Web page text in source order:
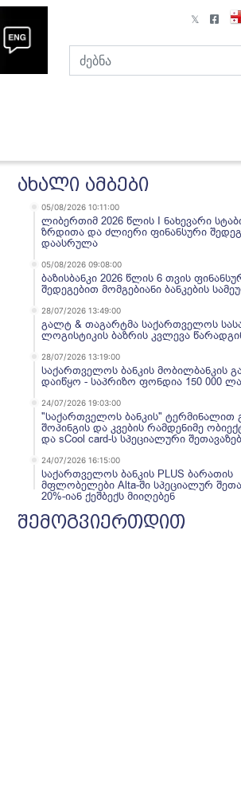
ახალი ამბები
05/08/2026 10:11:00
ლიბერთიმ 2026 წლის I ნახევარი
ზრდითა და ძლიერი ფინანსური
დაასრულა
05/08/2026 09:08:00
ბაზისბანკი 2026 წლის 6 თვის
შედეგებით მომგებიანი ბანკების
28/07/2026 13:49:00
გალტ & თაგარტმა საქართველოს
ლოგისტიკის ბაზრის კვლევა
28/07/2026 13:19:00
საქართველოს ბანკის მობილბანკის
დაიწყო - საპრიზო ფონდია 150 000
24/07/2026 19:03:00
"საქართველოს ბანკის" ტერმინალით
შოპინგის და კვების რამდენიმე
და sCool card-ს სპეციალური
24/07/2026 16:15:00
საქართველოს ბანკის PLUS ბარათის
მფლობელები Alta-ში სპეციალურ
20%-იან ქეშბექს მიიღებენ
შემოგვიერთდით